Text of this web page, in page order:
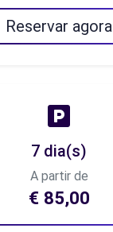
Reservar agora
7 dia(s)
A partir de
€ 85,00